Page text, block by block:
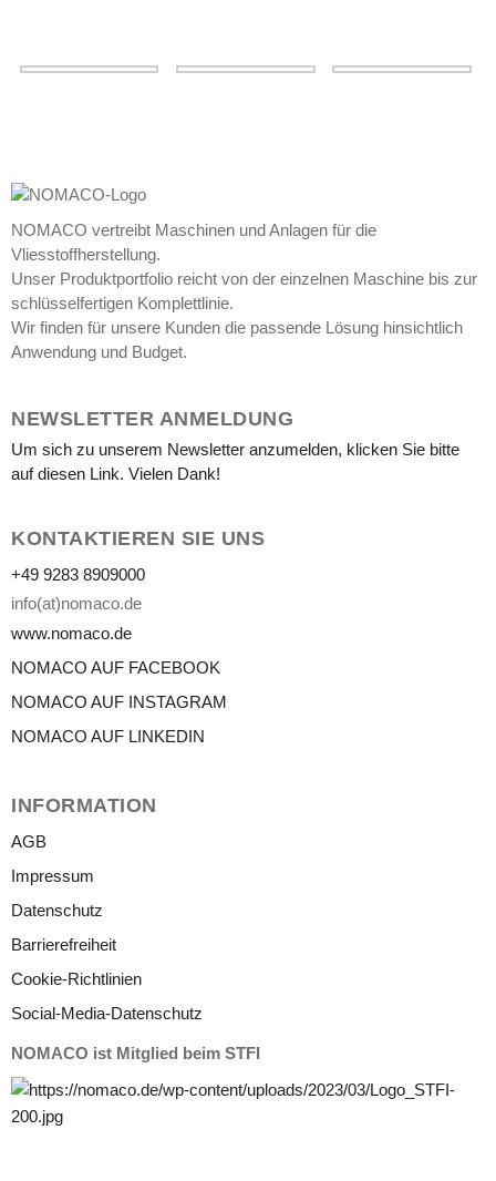
NOMACO vertreibt Maschinen und Anlagen für die
Vliesstoffherstellung.
Unser Produktportfolio reicht von der einzelnen Maschine bis zur
schlüsselfertigen Komplettlinie.
Wir finden für unsere Kunden die passende Lösung hinsichtlich
Anwendung und Budget.
NEWSLETTER ANMELDUNG
Um sich zu unserem Newsletter anzumelden, klicken Sie bitte
auf diesen Link. Vielen Dank!
KONTAKTIEREN SIE UNS
+49 9283 8909000
info(at)nomaco.de
www.nomaco.de
NOMACO AUF FACEBOOK
NOMACO AUF INSTAGRAM
NOMACO AUF LINKEDIN
INFORMATION
AGB
Impressum
Datenschutz
Barrierefreiheit
Cookie-Richtlinien
Social-Media-Datenschutz
NOMACO ist Mitglied beim STFI